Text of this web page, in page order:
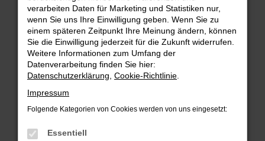
Fahrzeugmarkt
Fehler: Network Error
Beim Laden ist ein Fehler aufgetreten.
Hier sind ein paar Tipps, die dir helfen können:
Überprüfe deine Firewall und deine
verarbeiten Daten für Marketing und Statistiken nur,
wenn Sie uns Ihre Einwilligung geben. Wenn Sie zu
einem späteren Zeitpunkt Ihre Meinung ändern, können
Sie die Einwilligung jederzeit für die Zukunft widerrufen.
Weitere Informationen zum Umfang der
Datenverarbeitung finden Sie hier:
Datenschutzerklärung Cookie-Richtlinie
Impressum
Folgende Kategorien von Cookies werden von uns eingesetzt:
Essentiell